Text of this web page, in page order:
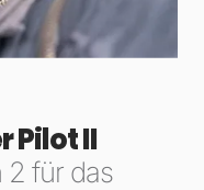
Pilot II
2 für das